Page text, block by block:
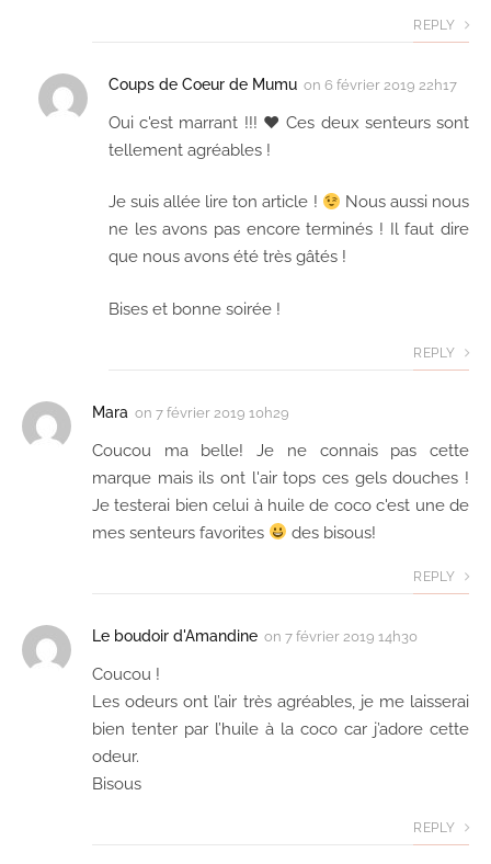
REPLY
Coups de Coeur de Mumu on 6 février 2019 22h17
Oui c'est marrant !!! ♥ Ces deux senteurs sont
tellement agréables !
Je suis allée lire ton article !
Nous aussi nous
ne les avons pas encore terminés ! Il faut dire
que nous avons été très gâtés !
Bises et bonne soirée !
REPLY
Mara on 7 février 2019 10h29
Coucou ma belle! Je ne connais pas cette
marque mais ils ont l'air tops ces gels douches !
Je testerai bien celui à huile de coco c'est une de
mes senteurs favorites
des bisous!
REPLY
Le boudoir d'Amandine on 7 février 2019 14h30
Coucou !
Les odeurs ont l’air très agréables, je me laisserai
bien tenter par l’huile à la coco car j’adore cette
odeur.
Bisous
REPLY